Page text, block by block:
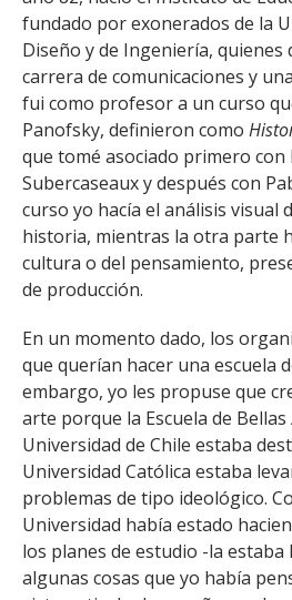
fundado por exonerados de la
Diseño y de Ingeniería, quienes
carrera de comunicaciones y
fui como profesor a un curso
Panofsky, definieron como
que tomé asociado primero con
Subercaseaux y después con
curso yo hacía el análisis visual
historia, mientras la otra parte
cultura o del pensamiento,
de producción.
En un momento dado, los
que querían hacer una escuela
embargo, yo les propuse que
arte porque la Escuela de Bellas
Universidad de Chile estaba
Universidad Católica estaba
problemas de tipo ideológico.
Universidad había estado
los planes de estudio -la
algunas cosas que yo había